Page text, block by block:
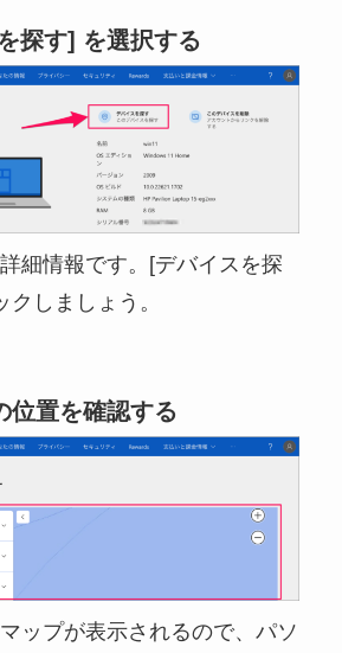
探す] を選択する
細情報です。[デバイスを探
クしましょう。
位置を確認する
ップが表示されるので、パソ